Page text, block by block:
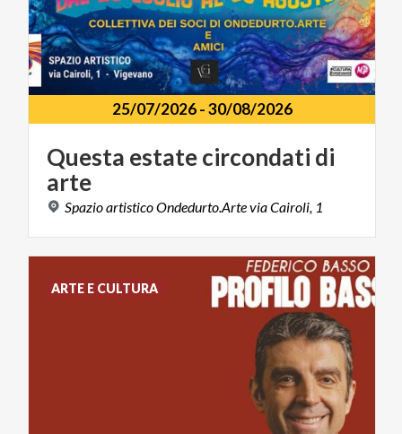
25/07/2026-30/08/2026
Questa estatecircondati di
arte
SpazioartisticoOndedurto.ArteviaCairoli, 1
ARTE E CULTURA